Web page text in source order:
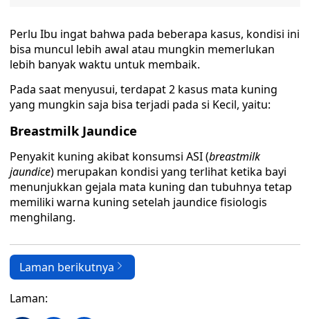
Perlu Ibu ingat bahwa pada beberapa kasus, kondisi ini
bisa muncul lebih awal atau mungkin memerlukan
lebih banyak waktu untuk membaik.
Pada saat menyusui, terdapat 2 kasus mata kuning
yang mungkin saja bisa terjadi pada si Kecil, yaitu:
Breastmilk Jaundice
Penyakit kuning akibat konsumsi ASI (breastmilk
jaundice) merupakan kondisi yang terlihat ketika bayi
menunjukkan gejala mata kuning dan tubuhnya tetap
memiliki warna kuning setelah jaundice fisiologis
menghilang.
Laman berikutnya
Laman: